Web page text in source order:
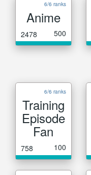
6/6 ranks
Anime
2478 500
6/6 ranks
Training
Episode
Fan
758 100